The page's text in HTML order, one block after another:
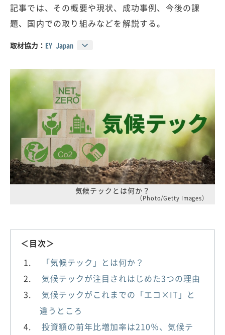
記事では、その概要や現状、成功事例、今後の課
題、国内での取り組みなどを解説する。
取材協力： EY Japan
気候テックとは何か？
（Photo/Getty Images）
＜目次＞
「気候テック」とは何か？
気候テックが注目されはじめた3つの理由
気候テックがこれまでの「エコ×IT」と
違うところ
投資額の前年比増加率は210％、気候テ